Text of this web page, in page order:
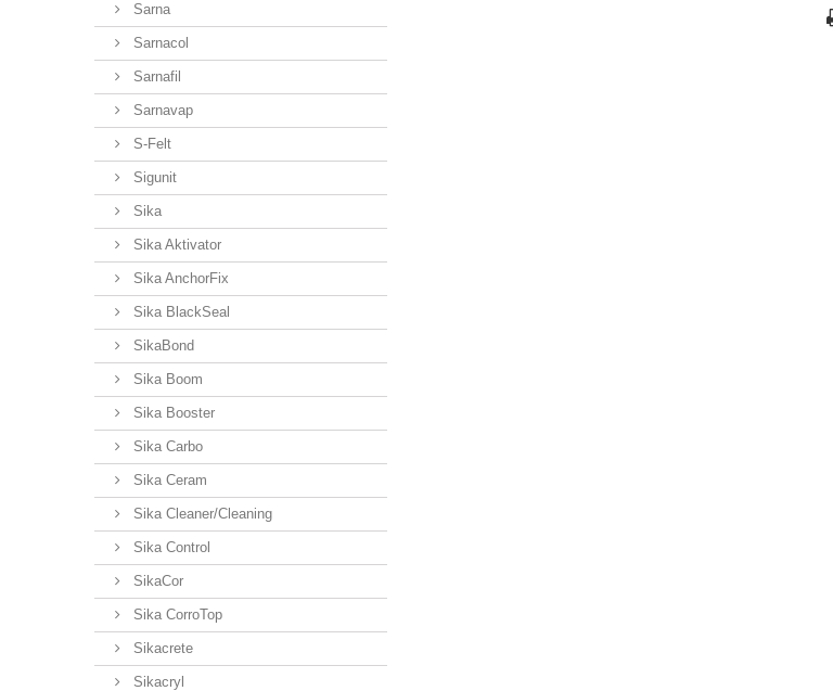
Sarna
Sarnacol
Sarnafil
Sarnavap
S-Felt
Sigunit
Sika
Sika Aktivator
Sika AnchorFix
Sika BlackSeal
SikaBond
Sika Boom
Sika Booster
Sika Carbo
Sika Ceram
Sika Cleaner/Cleaning
Sika Control
SikaCor
Sika CorroTop
Sikacrete
Sikacryl